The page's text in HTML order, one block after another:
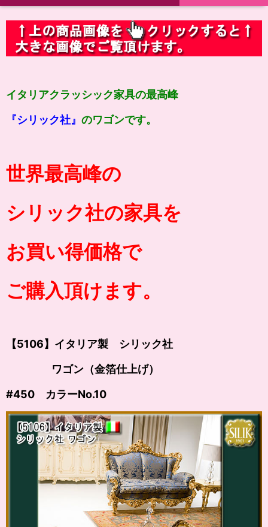
イタリアクラッシック家具の最高峰
『シリック社』 のワゴンです。
世界最高峰の
シリック社の家具を
お買い得価格で
ご購入頂けます。
【5106】イタリア製 シリック社
ワゴン（金箔仕上げ）
#450 カラーNo.10